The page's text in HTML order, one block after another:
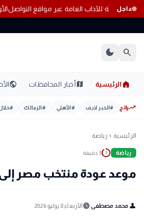
عاجل
بعد اتهامها بنشر فيديوهات مخالفة للآداب
search
dark_mode
home الرئيسية mapأخبار المحافظات public
trending_upرائج #الخبر لايف #الأهلي #الزمالك #
الرئيسية chevron_left رياضة
رياضة 3 3 دقيقة
موعد عودة منتخب مصر إلى القاهرة
person محمد مصطفى schedule الأربعاء 8 يوليو 2026